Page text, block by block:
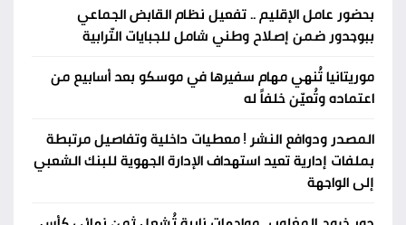
بحضور عامل الإقليم .. تفعيل نظام القابض الجماعي
ببوجدور ضمن إصلاح وطني شامل للجبايات التّرابية
موريتانيا تُنهي مهام سفيرها في موسكو بعد أسابيع من
اعتماده وتُعيّن خلفاً له
المصدر ودوافع النشر ! معطيات داخلية وتفاصيل مرتبطة
بملفات إدارية تعيد استهداف الإدارة الجهوية للبنك الشعبي
إلى الواجهة